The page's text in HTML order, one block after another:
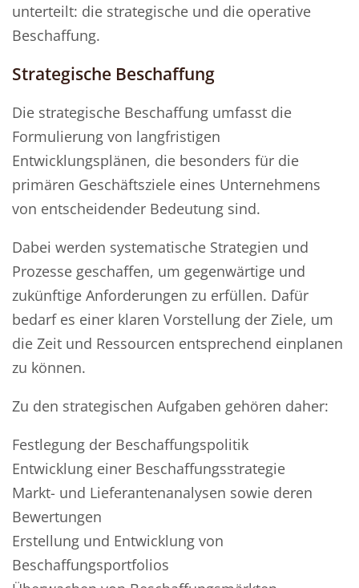
unterteilt: die strategische und die operative
Beschaffung.
Strategische Beschaffung
Die strategische Beschaffung umfasst die
Formulierung von langfristigen
Entwicklungsplänen, die besonders für die
primären Geschäftsziele eines Unternehmens
von entscheidender Bedeutung sind.
Dabei werden systematische Strategien und
Prozesse geschaffen, um gegenwärtige und
zukünftige Anforderungen zu erfüllen. Dafür
bedarf es einer klaren Vorstellung der Ziele, um
die Zeit und Ressourcen entsprechend einplanen
zu können.
Zu den strategischen Aufgaben gehören daher:
Festlegung der Beschaffungspolitik
Entwicklung einer Beschaffungsstrategie
Markt- und Lieferantenanalysen sowie deren
Bewertungen
Erstellung und Entwicklung von
Beschaffungsportfolios